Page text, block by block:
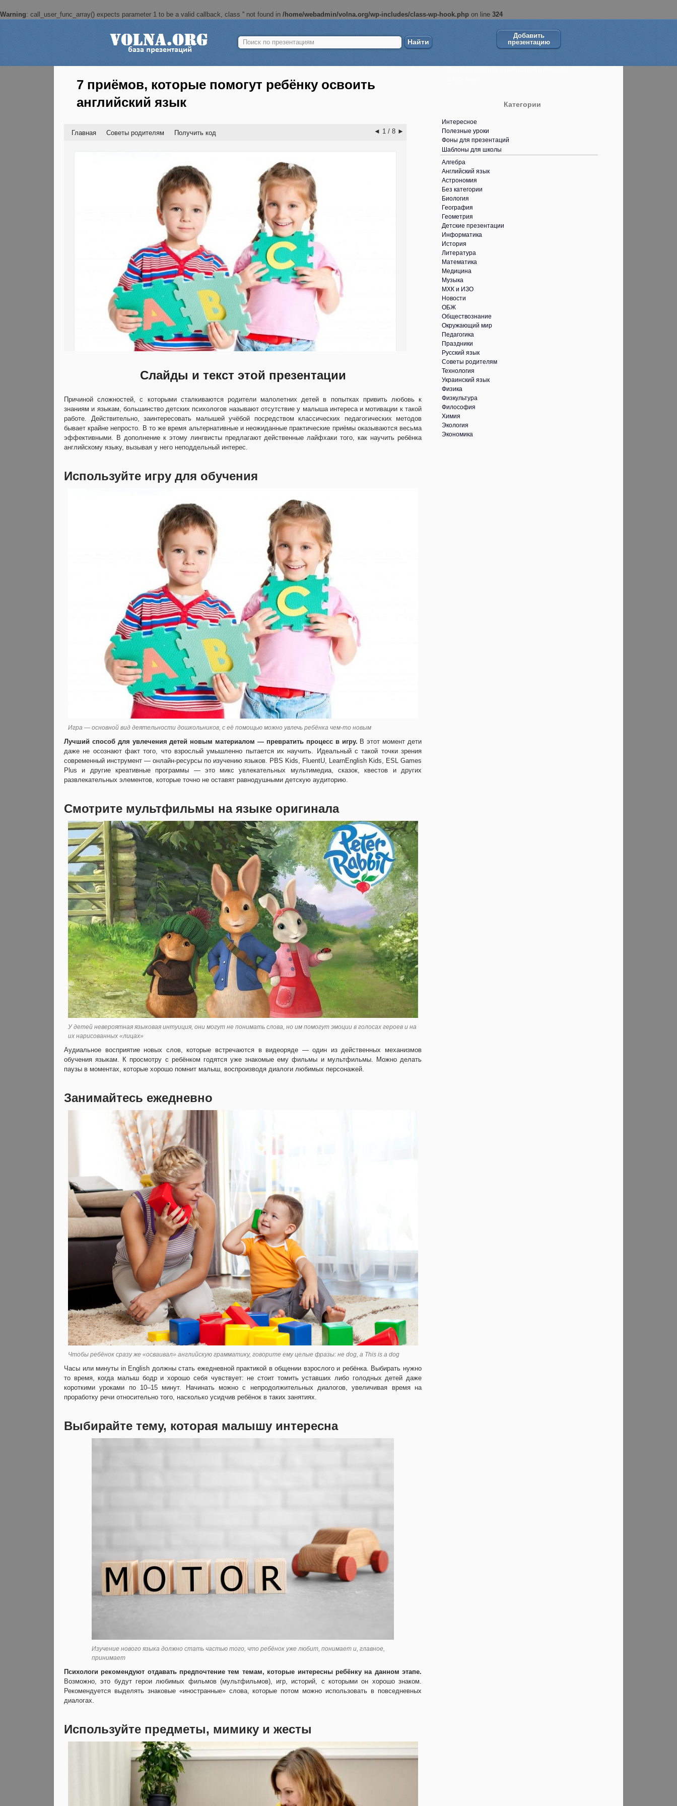
Warning: call_user_func_array() expects parameter 1 to be a valid callback, class '' not found in /home/webadmin/volna.org/wp-includes/class-wp-hook.php on line 324
Найти:
Добавить
презентацию
7 приёмов, которые помогут ребёнку освоить
английский язык
Главная Советы родителям Получить код ◄ 1 / 8 ►
Слайды и текст этой презентации
Причиной сложностей, с которыми сталкиваются родители малолетних детей в попытках привить любовь к
знаниям и языкам, большинство детских психологов называют отсутствие у малыша интереса и мотивации к такой
работе. Действительно, заинтересовать малышей учёбой посредством классических педагогических методов
бывает крайне непросто. В то же время альтернативные и неожиданные практические приёмы оказываются весьма
эффективными. В дополнение к этому лингвисты предлагают действенные лайфхаки того, как научить ребёнка
английскому языку, вызывая у него неподдельный интерес.
Используйте игру для обучения
Игра — основной вид деятельности дошкольников, с её помощью можно увлечь ребёнка чем-то новым
Лучший способ для увлечения детей новым материалом — превратить процесс в игру. В этот момент дети
даже не осознают факт того, что взрослый умышленно пытается их научить. Идеальный с такой точки зрения
современный инструмент — онлайн-ресурсы по изучению языков. PBS Kids, FluentU, LearnEnglish Kids, ESL Games
Plus и другие креативные программы — это микс увлекательных мультимедиа, сказок, квестов и других
развлекательных элементов, которые точно не оставят равнодушными детскую аудиторию.
Смотрите мультфильмы на языке оригинала
У детей невероятная языковая интуиция, они могут не понимать слова, но им помогут эмоции в голосах героев и на
их нарисованных «лицах»
Аудиальное восприятие новых слов, которые встречаются в видеоряде — один из действенных механизмов
обучения языкам. К просмотру с ребёнком годятся уже знакомые ему фильмы и мультфильмы. Можно делать
паузы в моментах, которые хорошо помнит малыш, воспроизводя диалоги любимых персонажей.
Занимайтесь ежедневно
Чтобы ребёнок сразу же «осваивал» английскую грамматику, говорите ему целые фразы: не dog, а This is a dog
Часы или минуты in English должны стать ежедневной практикой в общении взрослого и ребёнка. Выбирать нужно
то время, когда малыш бодр и хорошо себя чувствует: не стоит томить уставших либо голодных детей даже
короткими уроками по 10–15 минут. Начинать можно с непродолжительных диалогов, увеличивая время на
проработку речи относительно того, насколько усидчив ребёнок в таких занятиях.
Выбирайте тему, которая малышу интересна
Изучение нового языка должно стать частью того, что ребёнок уже любит, понимает и, главное,
принимает
Психологи рекомендуют отдавать предпочтение тем темам, которые интересны ребёнку на данном этапе.
Возможно, это будут герои любимых фильмов (мультфильмов), игр, историй, с которыми он хорошо знаком.
Рекомендуется выделять знаковые «иностранные» слова, которые потом можно использовать в повседневных
диалогах.
Используйте предметы, мимику и жесты
Категории
Интересное
Полезные уроки
Фоны для презентаций
Шаблоны для школы
Алгебра
Английский язык
Астрономия
Без категории
Биология
География
Геометрия
Детские презентации
Информатика
История
Литература
Математика
Медицина
Музыка
МХК и ИЗО
Новости
ОБЖ
Обществознание
Окружающий мир
Педагогика
Праздники
Русский язык
Советы родителям
Технология
Украинский язык
Физика
Физкультура
Философия
Химия
Экология
Экономика